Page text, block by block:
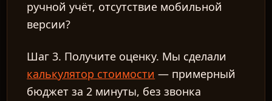
ручной учёт, отсутствие мобильной
версии?
Шаг 3. Получите оценку. Мы сделали
калькулятор стоимости — примерный
бюджет за 2 минуты, без звонка